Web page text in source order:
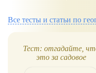
Все тесты и статьи по
Тест: отгадайте,
это за садовое